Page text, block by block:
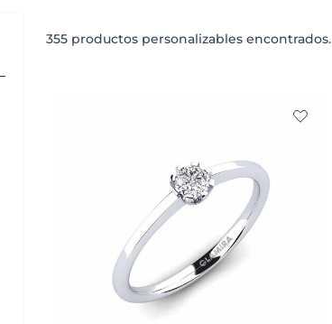
355 productos personalizables encontrados.